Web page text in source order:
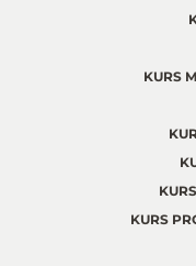
KURS
KURS